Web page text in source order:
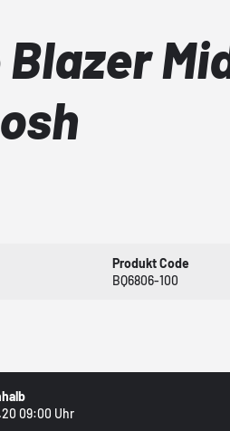
Blazer
Produkt Code
BQ6806-100
09:00 Uhr